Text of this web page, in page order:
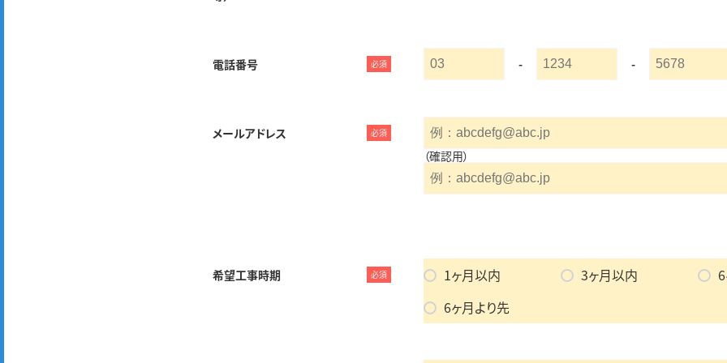
電話番号 必須 - -
メールアドレス 必須
（確認用）
希望工事時期 必須 1ヶ月以内 3ヶ月以内
6ヶ月より先